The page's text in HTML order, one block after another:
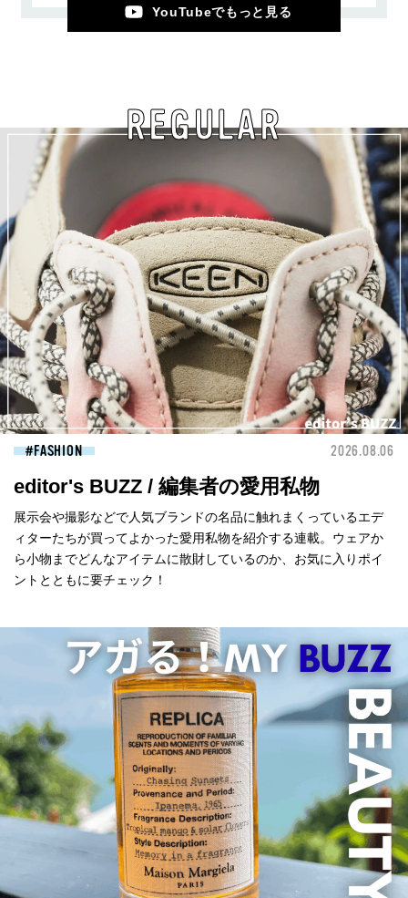
YouTubeでもっと見る
REGULAR
FASHION 2026.08.06
editor's BUZZ / 編集者の愛用私物
展示会や撮影などで人気ブランドの名品に触れまくっているエデ
ィターたちが買ってよかった愛用私物を紹介する連載。ウェアか
ら小物までどんなアイテムに散財しているのか、お気に入りポイ
ントとともに要チェック！